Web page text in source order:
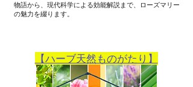
物語から、現代科学による効能解説まで、ローズマリー
の魅力を綴ります。
【ハーブ天然ものがたり】